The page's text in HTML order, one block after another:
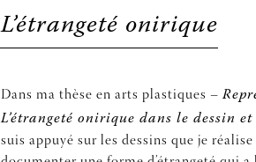
L’étrangeté onirique
Dans ma thèse en arts plastiques –
L’étrangeté onirique dans le dessin
suis appuyé sur les dessins que je réalise